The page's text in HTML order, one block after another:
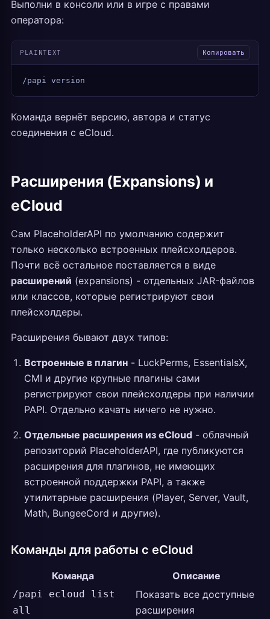
Выполни в консоли или в игре с правами
оператора:
PLAINTEXT Копировать
/papi version
Команда вернёт версию, автора и статус
соединения с eCloud.
Расширения (Expansions) и
eCloud
Сам PlaceholderAPI по умолчанию содержит
только несколько встроенных плейсхолдеров.
Почти всё остальное поставляется в виде
расширений (expansions) - отдельных JAR-файлов
или классов, которые регистрируют свои
плейсхолдеры.
Расширения бывают двух типов:
Встроенные в плагин - LuckPerms, EssentialsX,
CMI и другие крупные плагины сами
регистрируют свои плейсхолдеры при наличии
PAPI. Отдельно качать ничего не нужно.
Отдельные расширения из eCloud - облачный
репозиторий PlaceholderAPI, где публикуются
расширения для плагинов, не имеющих
встроенной поддержки PAPI, а также
утилитарные расширения (Player, Server, Vault,
Math, BungeeCord и другие).
Команды для работы с eCloud
Команда Описание
/papi ecloud list
all
Показать все доступные
расширения